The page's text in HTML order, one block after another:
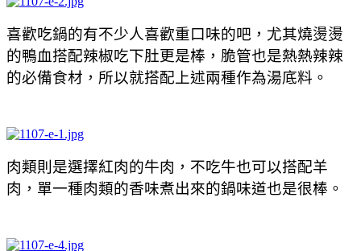
喜歡吃鍋的有不少人喜歡重口味的吧，尤其燒燙燙
的鴨血搭配辣椒吃下肚更是棒，脆管也是熱熱辣辣
的必備食材，所以就搭配上述兩種作為湯底料。
肉類則是選擇紅肉的牛肉，不吃牛也可以搭配羊
肉，單一種肉類的香味煮出來的鍋味道也是很棒。